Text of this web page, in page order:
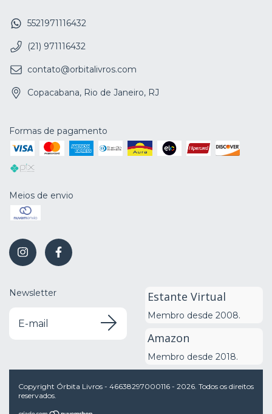
5521971116432
(21) 971116432
contato@orbitalivros.com
Copacabana, Rio de Janeiro, RJ
Formas de pagamento
Meios de envio
Newsletter Estante Virtual
Membro desde 2008.
Amazon
Membro desde 2018.
Copyright Órbita Livros - 46638297000116 - 2026. Todos os direitos
reservados.